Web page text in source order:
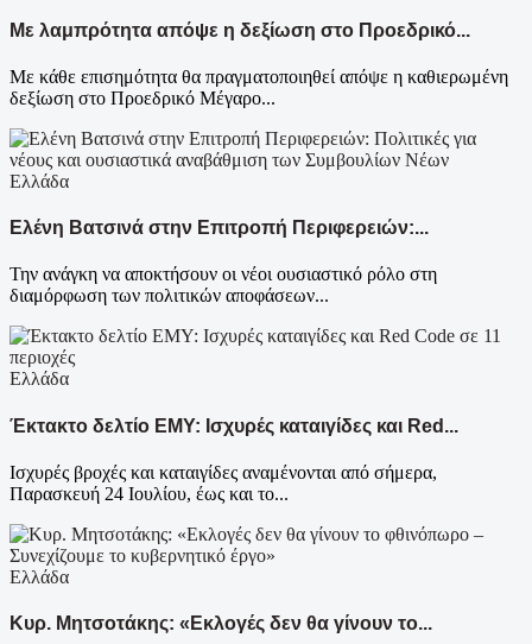
Με λαμπρότητα απόψε η δεξίωση στο Προεδρικό...
Με κάθε επισημότητα θα πραγματοποιηθεί απόψε η καθιερωμένη
δεξίωση στο Προεδρικό Μέγαρο...
Ελλάδα
Ελένη Βατσινά στην Επιτροπή Περιφερειών:...
Την ανάγκη να αποκτήσουν οι νέοι ουσιαστικό ρόλο στη
διαμόρφωση των πολιτικών αποφάσεων...
Ελλάδα
Έκτακτο δελτίο ΕΜΥ: Ισχυρές καταιγίδες και Red...
Ισχυρές βροχές και καταιγίδες αναμένονται από σήμερα,
Παρασκευή 24 Ιουλίου, έως και το...
Ελλάδα
Κυρ. Μητσοτάκης: «Εκλογές δεν θα γίνουν το...